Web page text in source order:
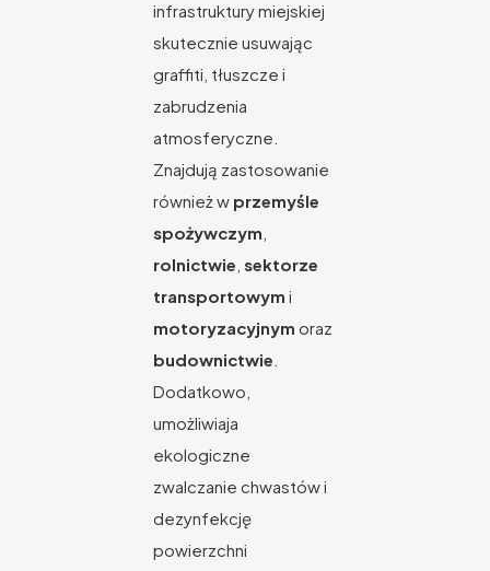
infrastruktury miejskiej
skutecznie usuwając
graffiti, tłuszcze i
zabrudzenia
atmosferyczne.
Znajdują zastosowanie
również w przemyśle
spożywczym
rolnictwie sektorze
transportowym i
motoryzacyjnym oraz
budownictwie
Dodatkowo,
umożliwiaja
ekologiczne
zwalczanie chwastów i
dezynfekcję
powierzchni